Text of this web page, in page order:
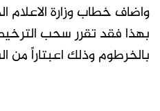
واضاف خطاب وزارة الاعلام
بهذا فقد تقرر سحب
بالخرطوم وذلك اعبتاراً من السبت 15